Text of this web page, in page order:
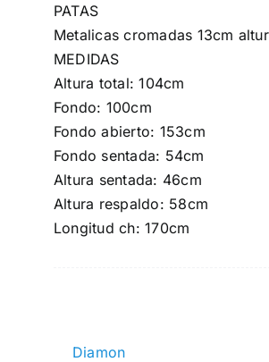
PATAS
Metalicas cromadas 13cm
MEDIDAS
Altura total: 104cm
Fondo: 100cm
Fondo abierto: 153cm
Fondo sentada: 54cm
Altura sentada: 46cm
Altura respaldo: 58cm
Longitud ch: 170cm
Diamon